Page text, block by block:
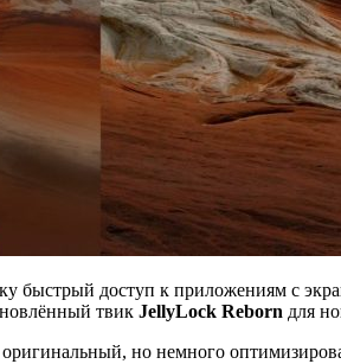
быстрый доступ к приложениям с
твик JellyLock Reborn для
но немного